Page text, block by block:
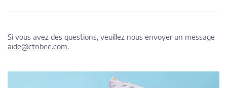
Si vous avez des questions, veuillez nous envoyer un message
aide@ctnbee.com.